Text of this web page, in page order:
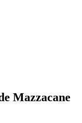
Mazzacane